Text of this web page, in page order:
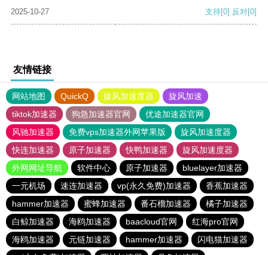
2025-10-27
支持[0] 反对[0]
友情链接
网站地图 QuickQ 旋风加速度器
旋风加速
tiktok加速器
狗急加速器官网
优途加速器官网
风驰加速器
免费vps加速器外网苹果版
旋风加速度器
快连加速器
原子加速器 快鸭加速器
旋风加速度器
外网网址导航
软件中心 原子加速器
bluelayer加速器
一元机场
速连加速器 vp(永久免费)加速器
香蕉加速器
hammer加速器
蜜蜂加速器 番石榴加速器
橘子加速器
白鲸加速器
海鸥加速器 baacloud官网
红海pro官网
海鸥加速器
元链加速器 hammer加速器
闪电猫加速器